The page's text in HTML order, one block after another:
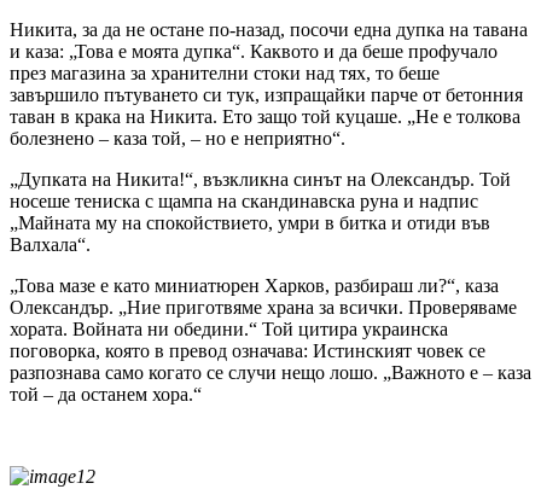
Никита, за да не остане по-назад, посочи една дупка на тавана
и каза: „Това е моята дупка“. Каквото и да беше профучало
през магазина за хранителни стоки над тях, то беше
завършило пътуването си тук, изпращайки парче от бетонния
таван в крака на Никита. Ето защо той куцаше. „Не е толкова
болезнено – каза той, – но е неприятно“.
„Дупката на Никита!“, възкликна синът на Олександър. Той
носеше тениска с щампа на скандинавска руна и надпис
„Майната му на спокойствието, умри в битка и отиди във
Валхала“.
„Това мазе е като миниатюрен Харков, разбираш ли?“, каза
Олександър. „Ние приготвяме храна за всички. Проверяваме
хората. Войната ни обедини.“ Той цитира украинска
поговорка, която в превод означава: Истинският човек се
разпознава само когато се случи нещо лошо. „Важното е – каза
той – да останем хора.“